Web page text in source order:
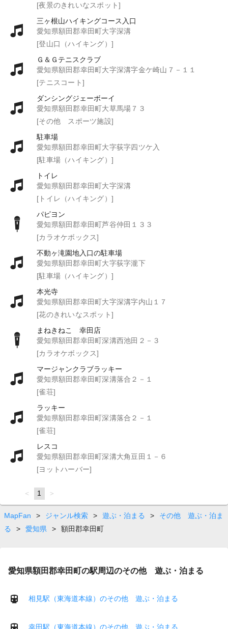
[夜景のきれいなスポット]
三ヶ根山ハイキングコース入口
愛知県額田郡幸田町大字深溝
[登山口（ハイキング）]
Ｇ＆Ｇテニスクラブ
愛知県額田郡幸田町大字深溝字金ケ崎山７－１１
[テニスコート]
ダンシングジェーボーイ
愛知県額田郡幸田町大草馬場７３
[その他 スポーツ施設]
駐車場
愛知県額田郡幸田町大字荻字四ツケ入
[駐車場（ハイキング）]
トイレ
愛知県額田郡幸田町大字深溝
[トイレ（ハイキング）]
パピヨン
愛知県額田郡幸田町芦谷仲田１３３
[カラオケボックス]
不動ヶ滝園地入口の駐車場
愛知県額田郡幸田町大字荻字瀧下
[駐車場（ハイキング）]
本光寺
愛知県額田郡幸田町大字深溝字内山１７
[花のきれいなスポット]
まねきねこ 幸田店
愛知県額田郡幸田町深溝西池田２－３
[カラオケボックス]
マージャンクラブラッキー
愛知県額田郡幸田町深溝落合２－１
[雀荘]
ラッキー
愛知県額田郡幸田町深溝落合２－１
[雀荘]
レスコ
愛知県額田郡幸田町深溝大角豆田１－６
[ヨットハーバー]
page
You're
on
page
1 page
MapFan > ジャンル検索 > 遊ぶ・泊まる >
その他 遊ぶ・泊ま
る
> 愛知県 > 額田郡幸田町
愛知県額田郡幸田町の駅周辺のその他 遊ぶ・泊まる
相見駅（東海道本線）のその他 遊ぶ・泊まる
幸田駅（東海道本線）のその他 遊ぶ・泊まる